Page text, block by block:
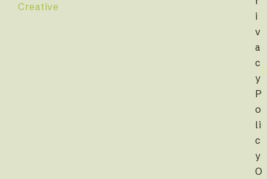
Creative
i
v
a
c
y
P
o
li
c
y
O